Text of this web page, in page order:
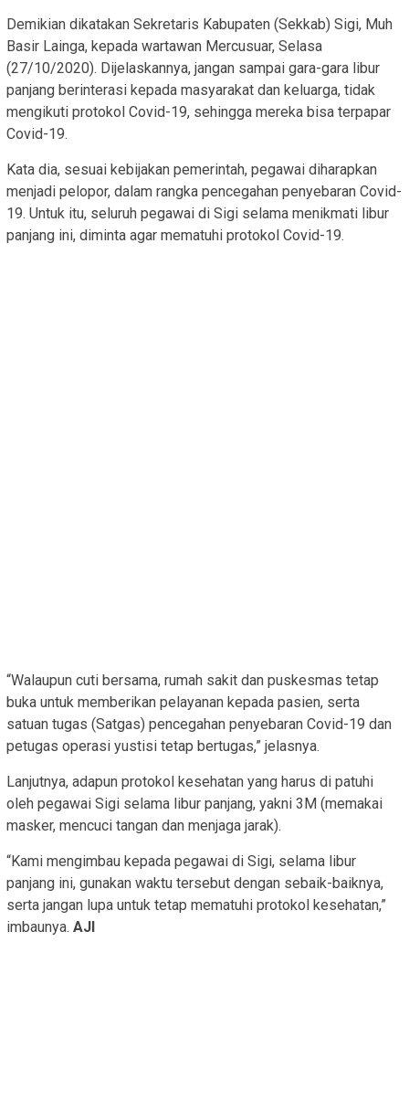
Demikian dikatakan Sekretaris Kabupaten (Sekkab) Sigi, Muh
Basir Lainga, kepada wartawan Mercusuar, Selasa
(27/10/2020). Dijelaskannya, jangan sampai gara-gara libur
panjang berinterasi kepada masyarakat dan keluarga, tidak
mengikuti protokol Covid-19, sehingga mereka bisa terpapar
Covid-19.
Kata dia, sesuai kebijakan pemerintah, pegawai diharapkan
menjadi pelopor, dalam rangka pencegahan penyebaran Covid-
19. Untuk itu, seluruh pegawai di Sigi selama menikmati libur
panjang ini, diminta agar mematuhi protokol Covid-19.
“Walaupun cuti bersama, rumah sakit dan puskesmas tetap
buka untuk memberikan pelayanan kepada pasien, serta
satuan tugas (Satgas) pencegahan penyebaran Covid-19 dan
petugas operasi yustisi tetap bertugas,” jelasnya.
Lanjutnya, adapun protokol kesehatan yang harus di patuhi
oleh pegawai Sigi selama libur panjang, yakni 3M (memakai
masker, mencuci tangan dan menjaga jarak).
“Kami mengimbau kepada pegawai di Sigi, selama libur
panjang ini, gunakan waktu tersebut dengan sebaik-baiknya,
serta jangan lupa untuk tetap mematuhi protokol kesehatan,”
imbaunya. AJI